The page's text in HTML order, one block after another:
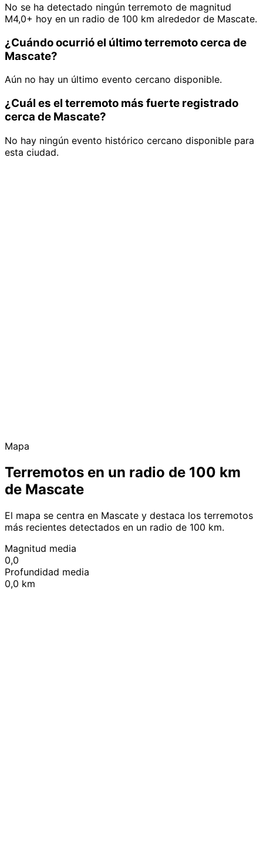
No se ha detectado ningún terremoto de magnitud
M4,0+ hoy en un radio de 100 km alrededor de Mascate.
¿Cuándo ocurrió el último terremoto cerca de
Mascate?
Aún no hay un último evento cercano disponible.
¿Cuál es el terremoto más fuerte registrado
cerca de Mascate?
No hay ningún evento histórico cercano disponible para
esta ciudad.
Mapa
Terremotos en un radio de 100 km
de Mascate
El mapa se centra en Mascate y destaca los terremotos
más recientes detectados en un radio de 100 km.
Magnitud media
0,0
Profundidad media
0,0 km